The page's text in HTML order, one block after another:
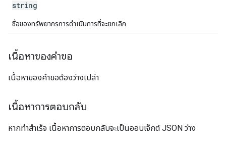
string
ชื่อของทรัพยากรการดำเนินการที่จะยกเลิก
เนื้อหาของคำขอ
เนื้อหาของคำขอต้องว่างเปล่า
เนื้อหาการตอบกลับ
หากทำสำเร็จ เนื้อหาการตอบกลับจะเป็นออบเจ็กต์ JSON ว่าง